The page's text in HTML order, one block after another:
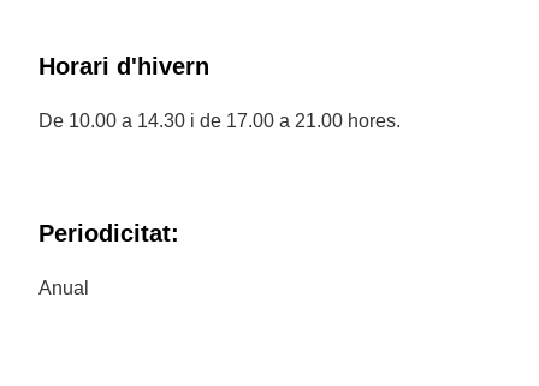
Horari d'hivern
De 10.00 a 14.30 i de 17.00 a 21.00 hores.
Periodicitat:
Anual